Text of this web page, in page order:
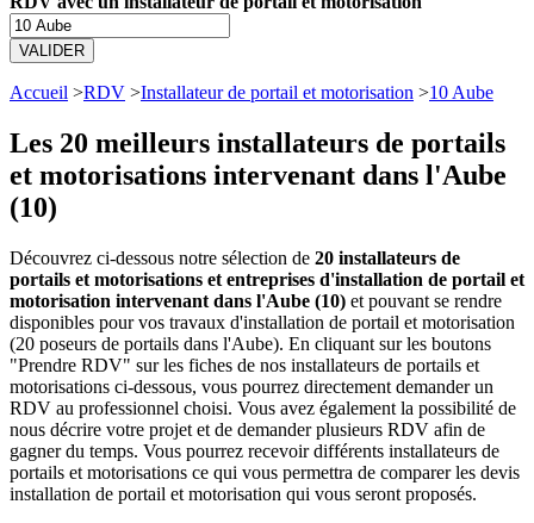
VALIDER
Accueil >RDV >Installateur de portail et motorisation >10 Aube
Les 20 meilleurs installateurs de portails
et motorisations intervenant dans l'Aube
(10)
Découvrez ci-dessous notre sélection de 20 installateurs de
portails et motorisations et entreprises d'installation de portail et
motorisation intervenant dans l'Aube (10) et pouvant se rendre
disponibles pour vos travaux d'installation de portail et motorisation
(20 poseurs de portails dans l'Aube). En cliquant sur les boutons
"Prendre RDV" sur les fiches de nos installateurs de portails et
motorisations ci-dessous, vous pourrez directement demander un
RDV au professionnel choisi. Vous avez également la possibilité de
nous décrire votre projet et de demander plusieurs RDV afin de
gagner du temps. Vous pourrez recevoir différents installateurs de
portails et motorisations ce qui vous permettra de comparer les devis
installation de portail et motorisation qui vous seront proposés.